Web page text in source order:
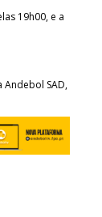
19h00, e a
Andebol SAD,